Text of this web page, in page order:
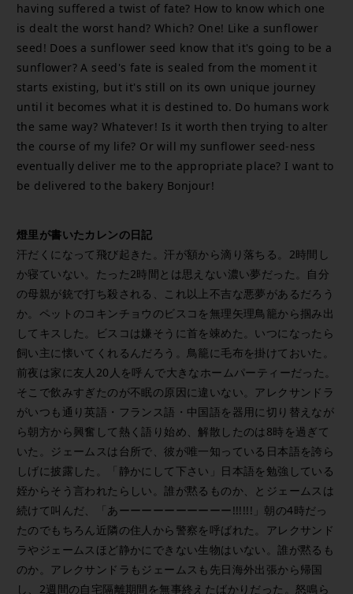
having suffered a twist of fate? How to know which one
is dealt the worst hand? Which? One! Like a sunflower
seed! Does a sunflower seed know that it's going to be a
sunflower? A seed's fate is sealed from the moment it
starts existing, but it's still on its own unique journey
until it becomes what it is destined to. Do humans work
the same way? Whatever! Is it worth then trying to alter
the course of my life? Or will my sunflower seed-ness
eventually deliver me to the appropriate place? I want to
be delivered to the bakery Bonjour!
燈里が書いたカレンの日記
汗だくになって飛び起きた。汗が額から滴り落ちる。2時間し
か寝ていない。たった2時間とは思えない濃い夢だった。自分
の母親が銃で打ち殺される、これ以上不吉な悪夢があるだろう
か。ペットのコキンチョウのビスコを無理矢理鳥籠から掴み出
してキスした。ビスコは嫌そうに首を竦めた。いつになったら
飼い主に懐いてくれるんだろう。鳥籠に毛布を掛けておいた。
前夜は家に友人20人を呼んで大きなホームパーティーだった。
そこで飲みすぎたのが不眠の原因に違いない。アレクサンドラ
がいつも通り英語・フランス語・中国語を器用に切り替えなが
ら朝方から興奮して熱く語り始め、解散したのは8時を過ぎて
いた。ジェームスは台所で、彼が唯一知っている日本語を誇ら
しげに披露した。「静かにして下さい」日本語を勉強している
姪からそう言われたらしい。誰が黙るものか、とジェームスは
続けて叫んだ、「あーーーーーーーーーー!!!!!!」朝の4時だっ
たのでもちろん近隣の住人から警察を呼ばれた。アレクサンド
ラやジェームスほど静かにできない生物はいない。誰が黙るも
のか。アレクサンドラもジェームスも先日海外出張から帰国
し、2週間の自宅隔離期間を無事終えたばかりだった。怒鳴ら